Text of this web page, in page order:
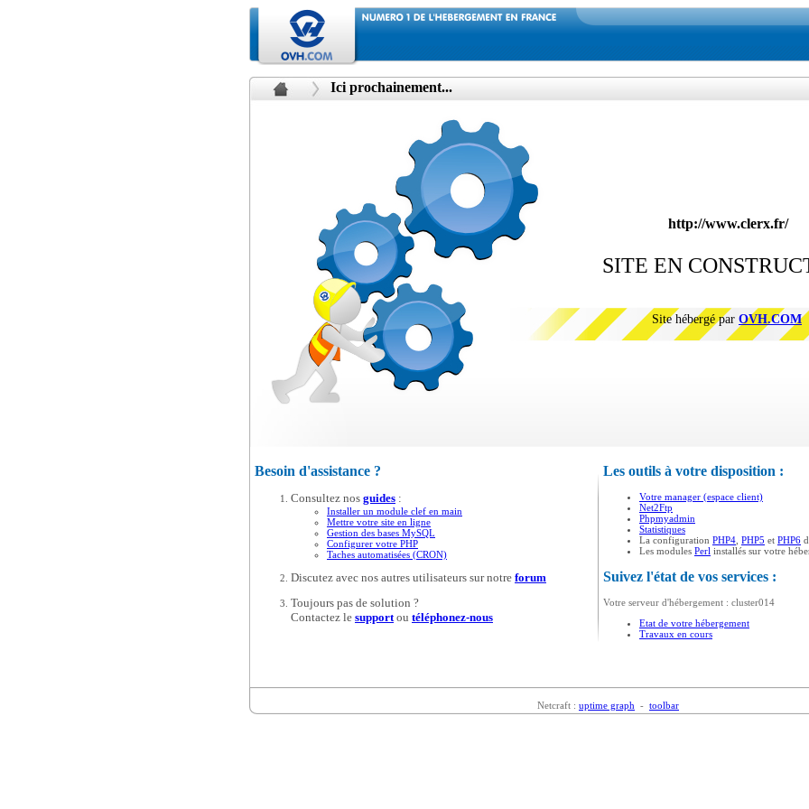
Ici prochainement...
http://www.clerx.fr/
SITE EN
Site hébergé par OVH.COM
Besoin d'assistance ?
Consultez nos guides :
Installer un module clef en main
Mettre votre site en ligne
Gestion des bases MySQL
Configurer votre PHP
Taches automatisées (CRON)
Discutez avec nos autres utilisateurs sur notre forum
Toujours pas de solution ?
Contactez le supportou téléphonez-nous
Les outils à votre disposition :
Votre manager (espace client)
Net2Ftp
Phpmyadmin
Statistiques
La configuration PHP4 PHP5 et PHP6
Les modules Perl installés sur votre
Suivez l'état de vos services :
Votre serveur d'hébergement : cluster014
Etat de votre hébergement
Travaux en cours
Netcraft : uptime graph - toolbar